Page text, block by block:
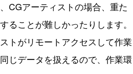
CGアーティストの場合、重た
ることが難しかったりします。
トがリモートアクセスして作業
じデータを扱えるので、作業環